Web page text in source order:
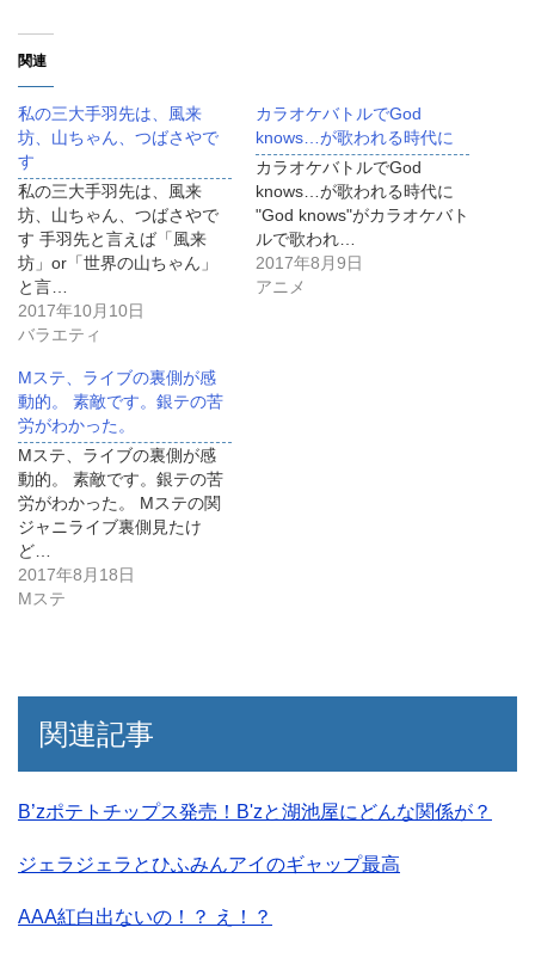
関連
私の三大手羽先は、風来
坊、山ちゃん、つばさやで
す
私の三大手羽先は、風来
坊、山ちゃん、つばさやで
す 手羽先と言えば「風来
坊」or「世界の山ちゃん」
と言…
2017年10月10日
バラエティ
カラオケバトルでGod
knows…が歌われる時代に
カラオケバトルでGod
knows…が歌われる時代に
"God knows"がカラオケバト
ルで歌われ…
2017年8月9日
アニメ
Mステ、ライブの裏側が感
動的。 素敵です。銀テの苦
労がわかった。
Mステ、ライブの裏側が感
動的。 素敵です。銀テの苦
労がわかった。 Mステの関
ジャニライブ裏側見たけ
ど…
2017年8月18日
Mステ
関連記事
B’zポテトチップス発売！B'zと湖池屋にどんな関係が？
ジェラジェラとひふみんアイのギャップ最高
AAA紅白出ないの！？ え！？